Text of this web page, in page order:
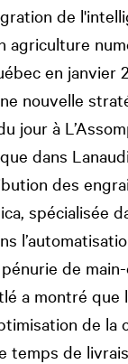
de
agriculture
en janvier
nouvelle
jour à
dans
des
spécialisée
de
a montré
de la
temps de